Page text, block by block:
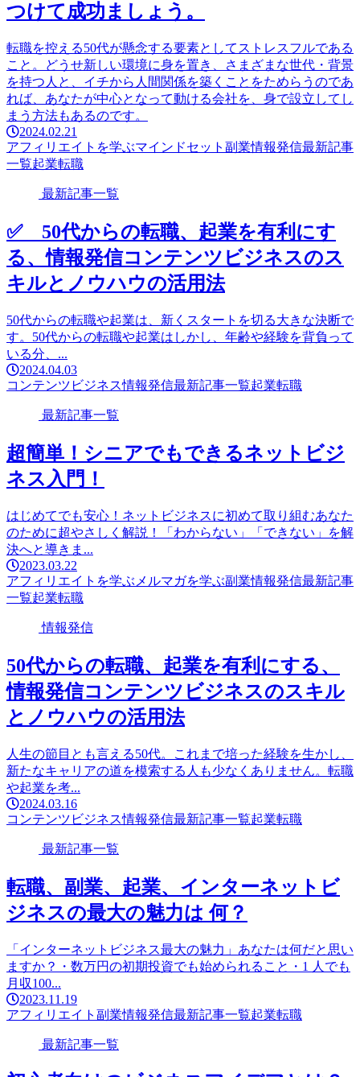
つけて成功ましょう。
転職を控える50代が懸念する要素としてストレスフルである
こと。どうせ新しい環境に身を置き、さまざまな世代・背景
を持つ人と、イチから人間関係を築くことをためらうのであ
れば、あなたが中心となって動ける会社を、身で設立してし
まう方法もあるのです。
2024.02.21
アフィリエイトを学ぶマインドセット 副業情報発信最新記事
一覧起業転職
最新記事一覧
✅ 50代からの転職、起業を有利にす
る、情報発信コンテンツビジネスのス
キルとノウハウの活用法
50代からの転職や起業は、新くスタートを切る大きな決断で
す。50代からの転職や起業はしかし、年齢や経験を背負って
いる分、...
2024.04.03
コンテンツビジネス情報発信最新記事一覧起業転職
最新記事一覧
超簡単！シニアでもできるネットビジ
ネス入門！
はじめてでも安心！ネットビジネスに初めて取り組むあなた
のために超やさしく解説！「わからない」「できない」を解
決へと導きま...
2023.03.22
アフィリエイトを学ぶ メルマガを学ぶ副業情報発信最新記事
一覧起業転職
情報発信
50代からの転職、起業を有利にする、
情報発信コンテンツビジネスのスキル
とノウハウの活用法
人生の節目とも言える50代。これまで培った経験を生かし、
新たなキャリアの道を模索する人も少なくありません。転職
や起業を考...
2024.03.16
コンテンツビジネス情報発信最新記事一覧起業転職
最新記事一覧
転職、副業、起業、インターネットビ
ジネスの最大の魅力は 何？
「インターネットビジネス最大の魅力」あなたは何だと思い
ますか？・数万円の初期投資でも始められること・1 人でも
月収100...
2023.11.19
アフィリエイト 副業情報発信最新記事一覧起業転職
最新記事一覧